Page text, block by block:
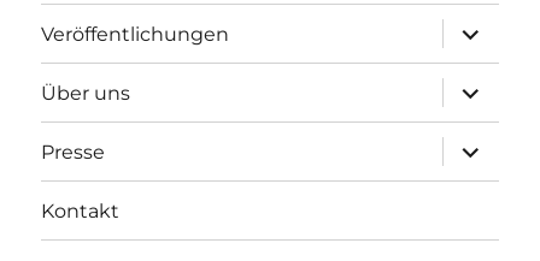
Veröffentlichungen
öffnen
Über uns
öffnen
Presse
öffnen
Kontakt